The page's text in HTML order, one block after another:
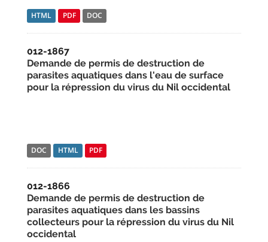
HTML PDF DOC
012-1867
Demande de permis de destruction de
parasites aquatiques dans l'eau de surface
pour la répression du virus du Nil occidental
DOC HTML PDF
012-1866
Demande de permis de destruction de
parasites aquatiques dans les bassins
collecteurs pour la répression du virus du Nil
occidental